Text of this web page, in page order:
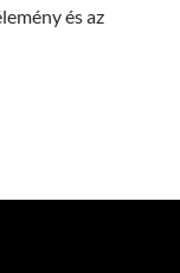
és az
és Pest megye